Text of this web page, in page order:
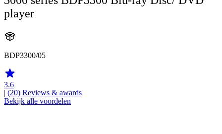
player
BDP3300/05
3.6
| (20) Reviews & awards
Bekijk alle voordelen